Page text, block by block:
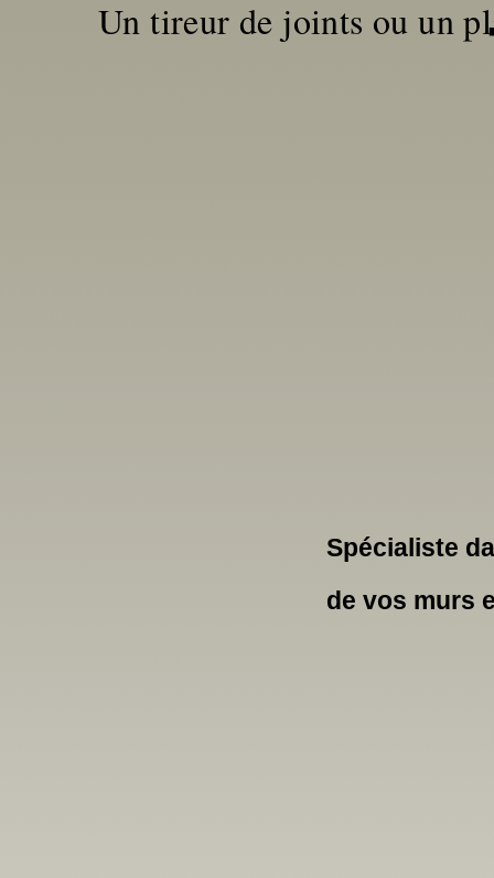
Spécialiste
de vos murs
Un tireur de joints ou un